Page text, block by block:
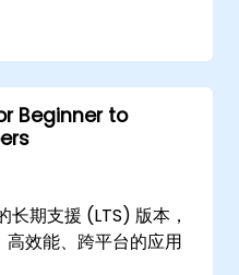
性
到 .NET 8 的
件共存的混合环境
Beginner to
期支援 (LTS) 版本，
效能、跨平台的应用